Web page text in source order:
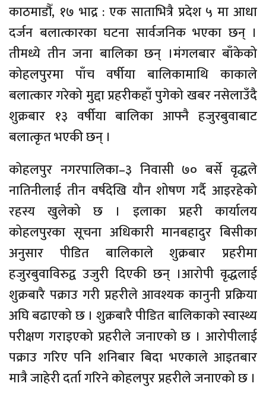
काठमाडौँ, १७ भाद्र : एक साताभित्रै प्रदेश ५ मा आधा
दर्जन बलात्कारका घटना सार्वजनिक भएका छन् ।
तीमध्ये तीन जना बालिका छन् ।मंगलबार बाँकेको
कोहलपुरमा पाँच वर्षीया बालिकामाथि काकाले
बलात्कार गरेको मुद्दा प्रहरीकहाँ पुगेको खबर नसेलाउँदै
शुक्रबार १३ वर्षीया बालिका आफ्नै हजुरबुवाबाट
बलात्कृत भएकी छन् ।
कोहलपुर नगरपालिका–३ निवासी ७० बर्से वृद्धले
नातिनीलाई तीन वर्षदेखि यौन शोषण गर्दै आइरहेको
रहस्य खुलेको छ । इलाका प्रहरी कार्यालय
कोहलपुरका सूचना अधिकारी मानबहादुर बिसीका
अनुसार पीडित बालिकाले शुक्रबार प्रहरीमा
हजुरबुवाविरुद्व उजुरी दिएकी छन् ।आरोपी वृद्धलाई
शुक्रबारै पक्राउ गरी प्रहरीले आवश्यक कानुनी प्रक्रिया
अघि बढाएको छ । शुक्रबारै पीडित बालिकाको स्वास्थ्य
परीक्षण गराइएको प्रहरीले जनाएको छ । आरोपीलाई
पक्राउ गरिए पनि शनिबार बिदा भएकाले आइतबार
मात्रै जाहेरी दर्ता गरिने कोहलपुर प्रहरीले जनाएको छ ।